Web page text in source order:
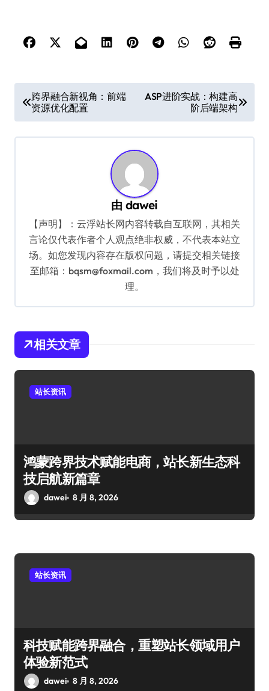
章
导
跨界融合新视角：前端
资源优化配置
ASP进阶实战：构建高
阶后端架构
由dawei
【声明】：云浮站长网内容转载自互联网，其相关
言论仅代表作者个人观点绝非权威，不代表本站立
场。如您发现内容存在版权问题，请提交相关链接
至邮箱：bqsm@foxmail.com，我们将及时予以处
理。
相关文章
站长资讯
鸿蒙跨界技术赋能电商，站长新生态科
技启航新篇章
dawei 8 月 8, 2026
站长资讯
科技赋能跨界融合，重塑站长领域用户
体验新范式
dawei 8 月 8, 2026